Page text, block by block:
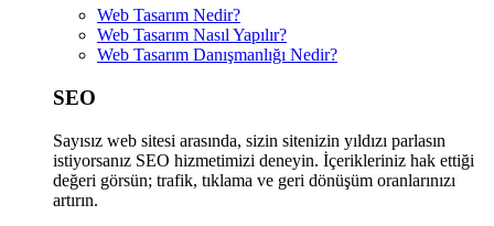
Web Tasarım Nedir?
Web Tasarım Nasıl Yapılır?
Web Tasarım Danışmanlığı Nedir?
SEO
Sayısız web sitesi arasında, sizin sitenizin yıldızı parlasın
istiyorsanız SEO hizmetimizi deneyin. İçerikleriniz hak ettiği
değeri görsün; trafik, tıklama ve geri dönüşüm oranlarınızı
artırın.